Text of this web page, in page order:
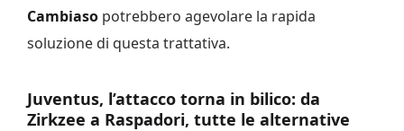
Cambiaso potrebbero agevolare la rapida
soluzione di questa trattativa.
Juventus, l’attacco torna in bilico: da
Zirkzee a Raspadori, tutte le alternative